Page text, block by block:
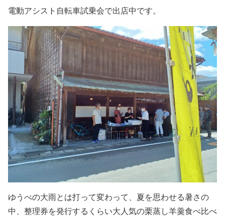
電動アシスト自転車試乗会で出店中です。
ゆうべの大雨とは打って変わって、夏を思わせる暑さの
中、整理券を発行するくらい大人気の栗蒸し羊羹食べ比べ